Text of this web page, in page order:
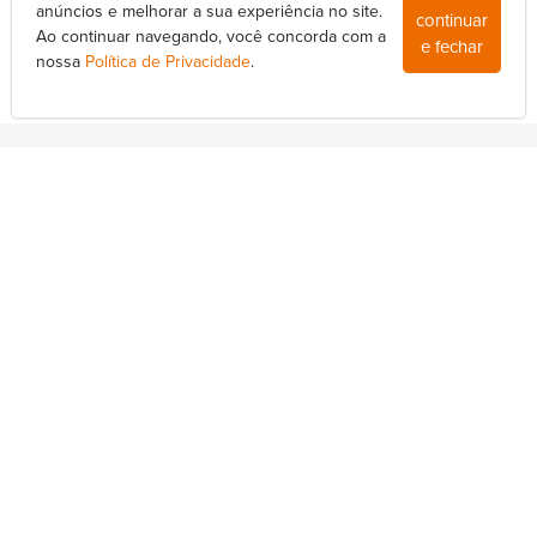
14/11/2025
anúncios e melhorar a sua experiência no site.
Ao continuar navegando, você concorda com a
nossa Política de Privacidade.
continuar
e fechar